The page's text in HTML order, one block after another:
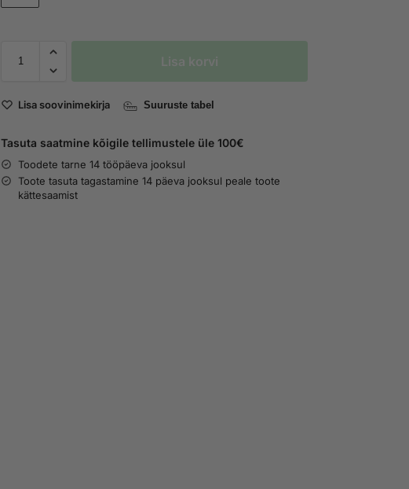
Lisa korvi
Lisa soovinimekirja Suuruste tabel
Tasuta saatmine kõigile tellimustele üle 100€
Toodete tarne 14 tööpäeva jooksul
Toote tasuta tagastamine 14 päeva jooksul peale toote
kättesaamist